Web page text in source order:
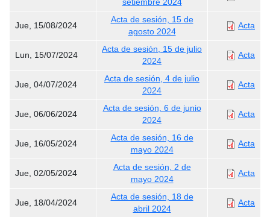
setiembre 2024
Jue, 15/08/2024
Acta de sesión, 15 de
agosto 2024
Acta
Lun, 15/07/2024
Acta de sesión, 15 de julio
2024
Acta
Jue, 04/07/2024
Acta de sesión, 4 de julio
2024
Acta
Jue, 06/06/2024
Acta de sesión, 6 de junio
2024
Acta
Jue, 16/05/2024
Acta de sesión, 16 de
mayo 2024
Acta
Jue, 02/05/2024
Acta de sesión, 2 de
mayo 2024
Acta
Jue, 18/04/2024
Acta de sesión, 18 de
abril 2024
Acta